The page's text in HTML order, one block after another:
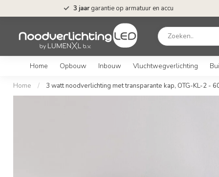
3 jaargarantie op armatuur en accu
Home Opbouw Inbouw Vluchtwegverlichting
Home / 3 watt noodverlichting met transparante kap, OTG-KL-2 -